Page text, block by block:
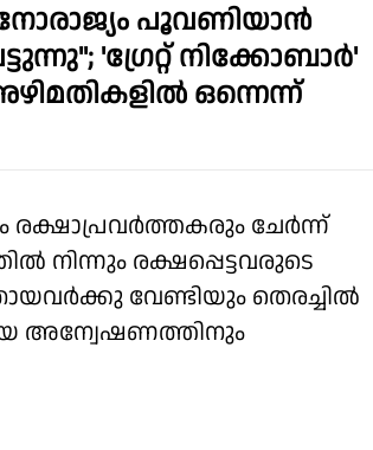
പൂവണിയാൻ
'ഗ്രേറ്റ് നിക്കോബാർ'
ഒന്നെന്ന്
ചേർന്ന്
നിന്നും രക്ഷപ്പെട്ടവരുടെ
വേണ്ടിയും തെരച്ചിൽ
അന്വേഷണത്തിനും